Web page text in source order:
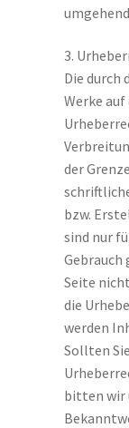
3.
Die
Werke
der
bzw.
sind nur
Seite
die
werden
Sollten
bitten wir